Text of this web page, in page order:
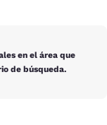
en el área que
de búsqueda.